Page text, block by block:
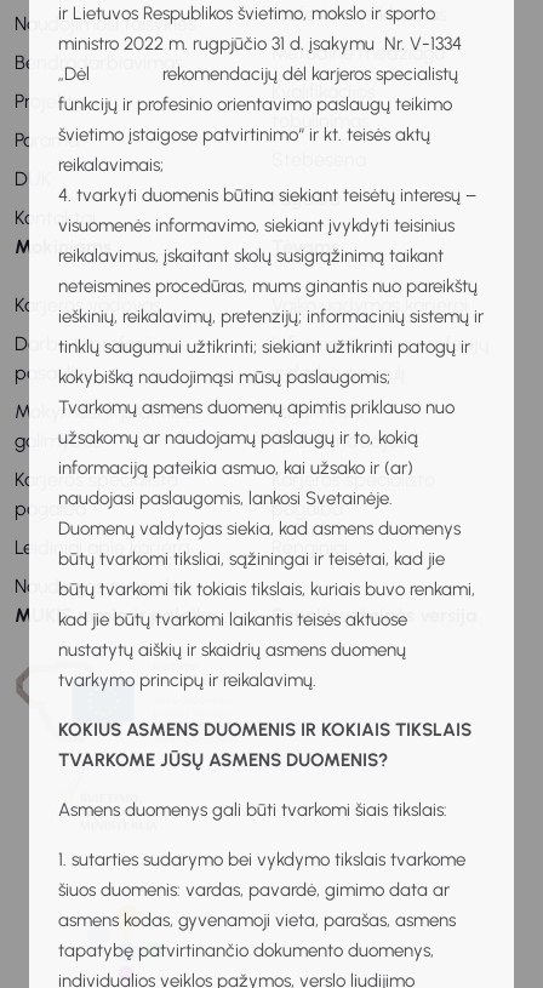
ir Lietuvos Respublikos švietimo, mokslo ir sporto
ministro 2022 m. rugpjūčio 31 d. įsakymu Nr. V-1334
„Dėl rekomendacijų dėl karjeros specialistų
funkcijų ir profesinio orientavimo paslaugų teikimo
švietimo įstaigose patvirtinimo“ ir kt. teisės aktų
reikalavimais;
4. tvarkyti duomenis būtina siekiant teisėtų interesų –
visuomenės informavimo, siekiant įvykdyti teisinius
reikalavimus, įskaitant skolų susigrąžinimą taikant
neteismines procedūras, mums ginantis nuo pareikštų
ieškinių, reikalavimų, pretenzijų; informacinių sistemų ir
tinklų saugumui užtikrinti; siekiant užtikrinti patogų ir
kokybišką naudojimąsi mūsų paslaugomis;
Tvarkomų asmens duomenų apimtis priklauso nuo
užsakomų ar naudojamų paslaugų ir to, kokią
informaciją pateikia asmuo, kai užsako ir (ar)
naudojasi paslaugomis, lankosi Svetainėje.
Duomenų valdytojas siekia, kad asmens duomenys
būtų tvarkomi tiksliai, sąžiningai ir teisėtai, kad jie
būtų tvarkomi tik tokiais tikslais, kuriais buvo renkami,
kad jie būtų tvarkomi laikantis teisės aktuose
nustatytų aiškių ir skaidrių asmens duomenų
tvarkymo principų ir reikalavimų.
KOKIUS ASMENS DUOMENIS IR KOKIAIS TIKSLAIS
TVARKOME JŪSŲ ASMENS DUOMENIS?
Asmens duomenys gali būti tvarkomi šiais tikslais:
1. sutarties sudarymo bei vykdymo tikslais tvarkome
šiuos duomenis: vardas, pavardė, gimimo data ar
asmens kodas, gyvenamoji vieta, parašas, asmens
tapatybę patvirtinančio dokumento duomenys,
individualios veiklos pažymos, verslo liudijimo
Naudojimosi taisyklės
Bendradarbiavimas
Projektai
Parama
DUK
Kontaktai
Profesinis veiklinimas
Metodinė medžiaga
Kvalifikacijos
tobulinimas
Pagalba
Mokiniams
Karjeros vadovas
Darbo ir profesijų
pasaulis
Mokymosi ir praktikos
galimybės
Karjeros specialisto
pagalba
Leidiniai apie karjerą
Naudingos nuorodos
Tėvams
Vaiko ugdymas karjerai
Informacija apie profesijų
ir darbo pasaulį
Patarimai ir
rekomendacijos
Karjeros specialisto
pagalba
MUKIS remia ir palaiko Senoji svetainės versija